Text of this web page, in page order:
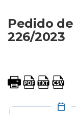
Pedido de
226/2023
calendar_today